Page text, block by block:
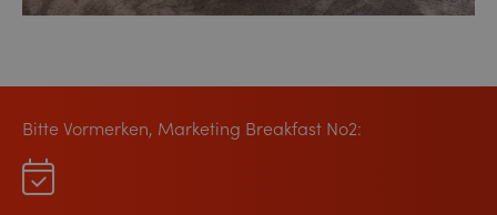
Bitte Vormerken, Marketing Breakfast No2: